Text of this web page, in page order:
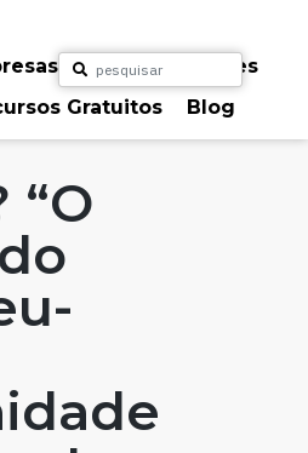
Para Particulares
Gratuitos Blog
#FLAGvox
“O